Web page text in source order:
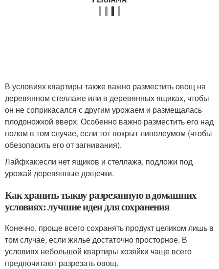
В условиях квартиры также важно разместить овощ на
деревянном стеллаже или в деревянных ящиках, чтобы
он не соприкасался с другим урожаем и размещалась
плодоножкой вверх. Особенно важно разместить его над
полом в том случае, если тот покрыт линолеумом (чтобы
обезопасить его от загнивания).
Лайфхак:если нет ящиков и стеллажа, подложи под
урожай деревянные дощечки.
Как хранить тыкву разрезанную в домашних
условиях: лучшие идеи для сохранения
Конечно, проще всего сохранять продукт целиком лишь в
том случае, если жилье достаточно просторное. В
условиях небольшой квартиры хозяйки чаще всего
предпочитают разрезать овощ.